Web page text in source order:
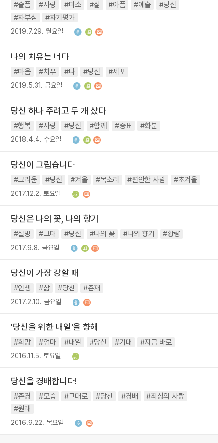
#슬픔 #사랑 #미소 #삶 #아픔 #예술
#당신
#자부심
#자기평가
2019.7.29. 월요일
나의 치유는 너다
#마음 #치유 #나 #당신 #세포
2019.5.31. 금요일
당신 하나 주려고 두 개 샀다
#행복 #사랑 #당신 #함께 #증표 #화분
2018.4.4. 수요일
당신이 그립습니다
#그리움 #당신 #겨울 #목소리 #편안한 사람 #초겨울
2017.12.2. 토요일
당신은 나의 꽃, 나의 향기
#절망 #그대 #당신 #나의 꽃 #나의 향기 #황량
2017.9.8. 금요일
당신이 가장 강할 때
#인생 #삶 #당신 #존재
2017.2.10. 금요일
'당신을 위한 내일'을 향해
#희망 #엄마 #내일 #당신 #기대 #지금 바로
2016.11.5. 토요일
당신을 경배합니다!
#존경 #모습 #그대로 #당신 #경배
#최상의 사랑
#원래
2016.9.22. 목요일